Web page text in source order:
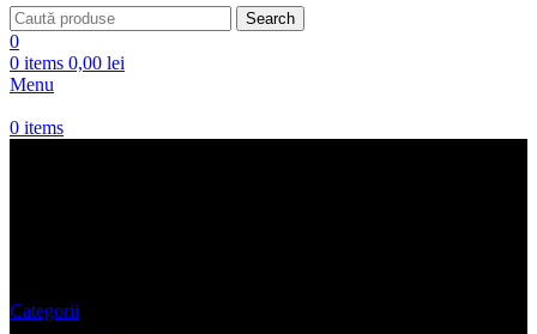
Search
0
0 items 0,00 lei
Menu
0 items
Categorii